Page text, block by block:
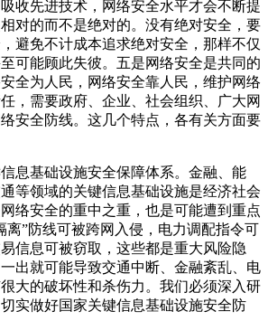
收先进技术，网络安全水平才会不断提
对的而不是绝对的。没有绝对安全，要
避免不计成本追求绝对安全，那样不仅
可能顾此失彼。五是网络安全是共同的
全为人民，网络安全靠人民，维护网络
，需要政府、企业、社会组织、广大网
安全防线。这几个特点，各有关方面要
息基础设施安全保障体系。金融、能
等领域的关键信息基础设施是经济社会
络安全的重中之重，也是可能遭到重点
离”防线可被跨网入侵，电力调配指令可
信息可被窃取，这些都是重大风险隐
出就可能导致交通中断、金融紊乱、电
大的破坏性和杀伤力。我们必须深入研
实做好国家关键信息基础设施安全防